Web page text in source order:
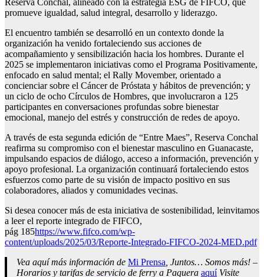
Reserva Conchal, alineado con la estrategia ESG de FIFCO, que
promueve igualdad, salud integral, desarrollo y liderazgo.
El encuentro también se desarrolló en un contexto donde la
organización ha venido fortaleciendo sus acciones de
acompañamiento y sensibilización hacia los hombres. Durante el
2025 se implementaron iniciativas como el Programa Positivamente,
enfocado en salud mental; el Rally Movember, orientado a
concienciar sobre el Cáncer de Próstata y hábitos de prevención; y
un ciclo de ocho Círculos de Hombres, que involucraron a 125
participantes en conversaciones profundas sobre bienestar
emocional, manejo del estrés y construcción de redes de apoyo.
A través de esta segunda edición de “Entre Maes”, Reserva Conchal
reafirma su compromiso con el bienestar masculino en Guanacaste,
impulsando espacios de diálogo, acceso a información, prevención y
apoyo profesional. La organización continuará fortaleciendo estos
esfuerzos como parte de su visión de impacto positivo en sus
colaboradores, aliados y comunidades vecinas.
Si desea conocer más de esta iniciativa de sostenibilidad, leinvitamos
a leer el reporte integrado de FIFCO,
pág 185https://www.fifco.com/wp-
content/uploads/2025/03/Reporte-Integrado-FIFCO-2024-MED.pdf
Vea aquí más información de Mi Prensa, Juntos… Somos más! –
Horarios y tarifas de servicio de ferry a Paquera aquíVisite